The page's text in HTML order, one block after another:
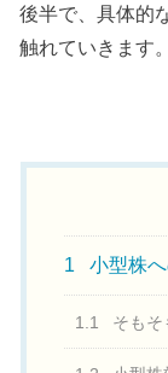
後半で、具体的
触れていきます。
1 小型株
1.1 そもそ